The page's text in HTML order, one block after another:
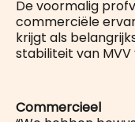
De voormalig
commerciële
krijgt als
stabiliteit van
Commercieel